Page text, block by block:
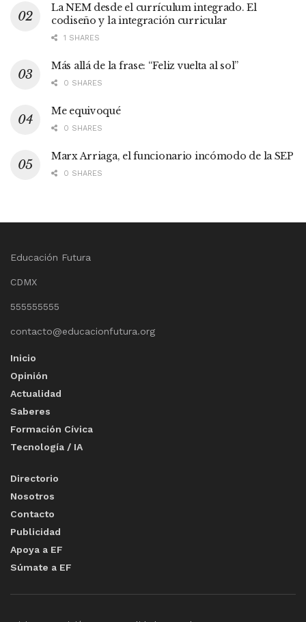
La NEM desde el currículum integrado. El
codiseño y la integración curricular
1 SHARES
Más allá de la frase: “Feliz vuelta al sol”
0 SHARES
Me equivoqué
0 SHARES
Marx Arriaga, el funcionario incómodo de la SEP
0 SHARES
Educación Futura
CDMX
555555555
contacto@educacionfutura.org
Inicio
Opinión
Actualidad
Saberes
Formación Cívica
Tecnología / IA
Directorio
Nosotros
Contacto
Publicidad
Apoya a EF
Súmate a EF